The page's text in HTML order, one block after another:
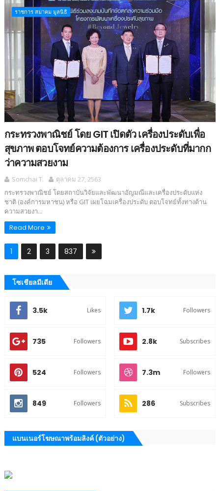
ราชการ สมาคม มูลนิธิ
กระทรวงพาณิชย์ โดย GIT เปิดตัว เครื่องประดับเพื่อ
สุขภาพ ตอบโจทย์ความต้องการ เครื่องประดับที่มากก
ว่าความสวยงาม
Somchai T.
ตุลาคม 27, 2563
กระทรวงพาณิชย์ โดยสถาบันวิจัยและพัฒนาอัญมณีและเครื่องประดับแห่ง
ชาติ (องค์การมหาชน) หรือ GIT เผยโฉมเครื่องประดับ ตอบโจทย์ทั้งทางด้าน
ความสวยงา...
Read More
1 2 3 837
โซเชียลมีเดีย
3.5k Likes 1.7k Followers
735 Followers 2.8k Subscribes
524 Followers 7.3m Followers
849 Followers 286 Subscribes
แบนเนอร์โฆษณาพร้อมลิงค์ (ตัวอย่าง)